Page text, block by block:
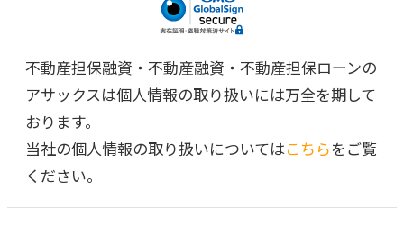
不動産担保融資・不動産融資・不動産担保ローンの
アサックスは個人情報の取り扱いには万全を期して
おります。
当社の個人情報の取り扱いについてはこちらをご覧
ください。